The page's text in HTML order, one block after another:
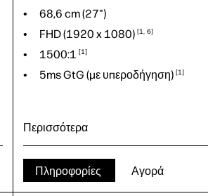
68,6 cm (27")
FHD (1920 x1080) 1 6
1500:1 1
5ms GtG (με υπεροδήγηση) 1
68,6 cm (27")
FHD (1920 x
1080)
1500:1
Περισσότερα
Πληροφορίες Αγορά